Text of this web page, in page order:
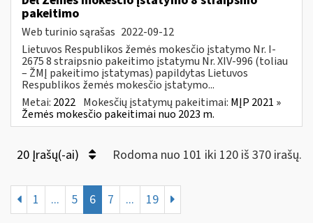
pakeitimo
Web turinio sąrašas 2022-09-12
Lietuvos Respublikos žemės mokesčio įstatymo Nr. I-
2675 8 straipsnio pakeitimo įstatymu Nr. XIV-996 (toliau
– ŽMĮ pakeitimo įstatymas) papildytas Lietuvos
Respublikos žemės mokesčio įstatymo...
Metai: 2022 Mokesčių įstatymų pakeitimai: MĮP 2021 »
Žemės mokesčio pakeitimai nuo 2023 m.
20 Įrašų(-ai) Rodoma nuo 101 iki 120 iš 370 irašų.
1 ... 5 6 7 ... 19